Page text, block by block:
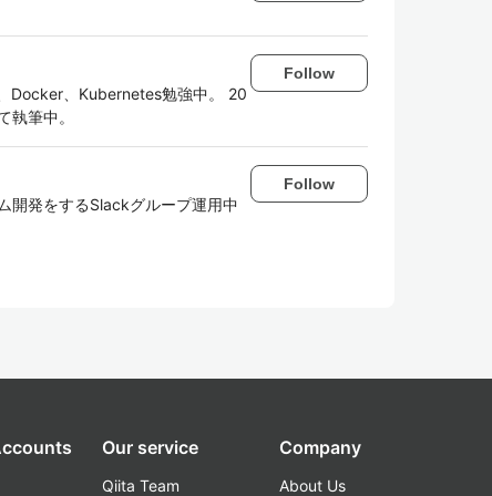
Docker、Kubernetes勉強中。 20
筆中。
Follow
開発をするSlackグループ運用中
Follow
Our service
Qiita Team
Company
About Us